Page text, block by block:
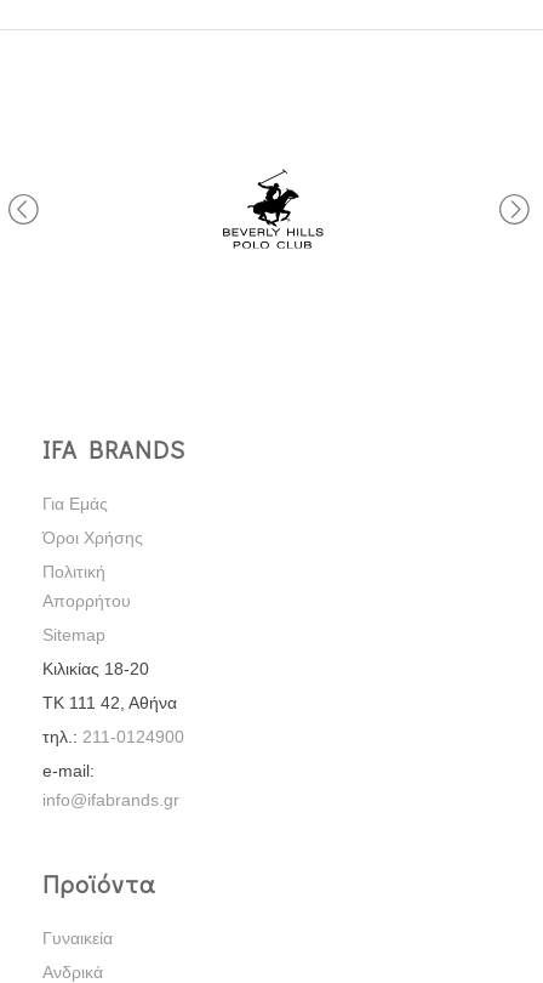
IFA BRANDS
Για Εμάς
Όροι Χρήσης
Πολιτική
Απορρήτου
Sitemap
Κιλικίας 18-20
ΤΚ 111 42, Αθήνα
τηλ.: 211-0124900
e-mail:
info@ifabrands.gr
Προϊόντα
Γυναικεία
Ανδρικά